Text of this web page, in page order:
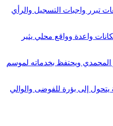
تبرر واجبات التسجيل والرأي
واعدة وواقع محلي يثير
ويحتفظ بخدماته لموسم
إلى بؤرة للفوضى والوالي